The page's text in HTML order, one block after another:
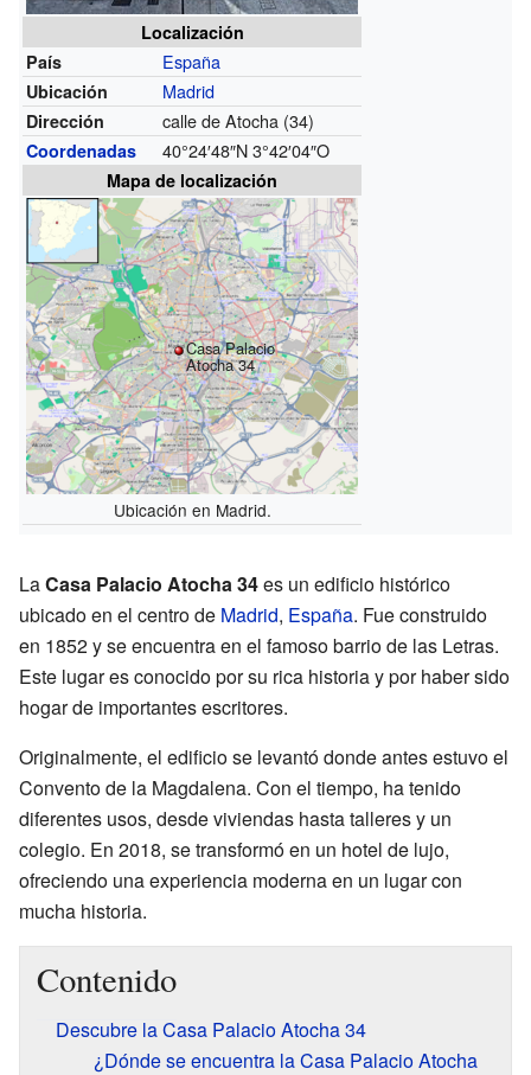
Localización
País
España
Ubicación Madrid
Dirección calle de Atocha (34)
Coordenadas 40°24′48″N3°42′04″O
Mapa de localización
Casa Palacio
Atocha 34
Ubicación en Madrid.
LaCasa Palacio Atocha 34es un edificio histórico
ubicado en el centro de Madrid, España. Fue construido
en 1852 y se encuentra en el famoso barrio de las Letras.
Este lugar es conocido por su rica historia y por haber sido
hogar de importantes escritores.
Originalmente, el edificio se levantó donde antes estuvo el
Convento de la Magdalena. Con el tiempo, ha tenido
diferentes usos, desde viviendas hasta talleres y un
colegio. En 2018, se transformó en un hotel de lujo,
ofreciendo una experiencia moderna en un lugar con
mucha historia.
Contenido
Descubre la Casa Palacio Atocha 34
¿Dónde se encuentra la Casa Palacio Atocha